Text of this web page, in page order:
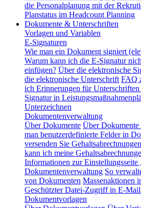
die Personalplanung mit der
Planstatus im Headcount Planning
Dokumente & Unterschriften
Vorlagen und Variablen
E-Signaturen
Wie man ein Dokument signiert
Warum kann ich die E-Signatur
einfügen? Über die elektronische
die elektronische Unterschrift FAQ
ich Erinnerungen für Unterschriften
Signatur in
Unterzeichnen
Dokumentenverwaltung
Über Dokumente Über
man benutzerdefinierte Felder in
versenden Sie
kann ich meine
Informationen zur Einstellungsseite
Dokumentenverwaltung So
von Dokumenten Massenaktionen
Geschützter Datei-Zugriff in E-
Dokumentvorlagen